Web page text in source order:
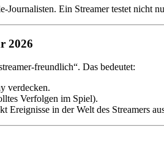
Journalisten. Ein Streamer testet nicht
2026
freundlich“. Das bedeutet:
verdecken.
Verfolgen im Spiel).
Ereignisse in der Welt des Streamers